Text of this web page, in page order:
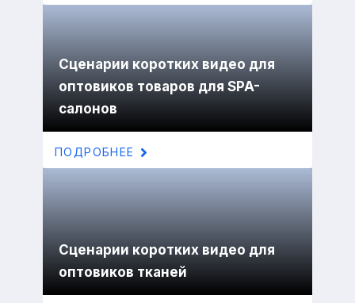
Сценарии коротких видео для
оптовиков товаров для SPA-
салонов
ПОДРОБНЕЕ
Сценарии коротких видео для
оптовиков тканей